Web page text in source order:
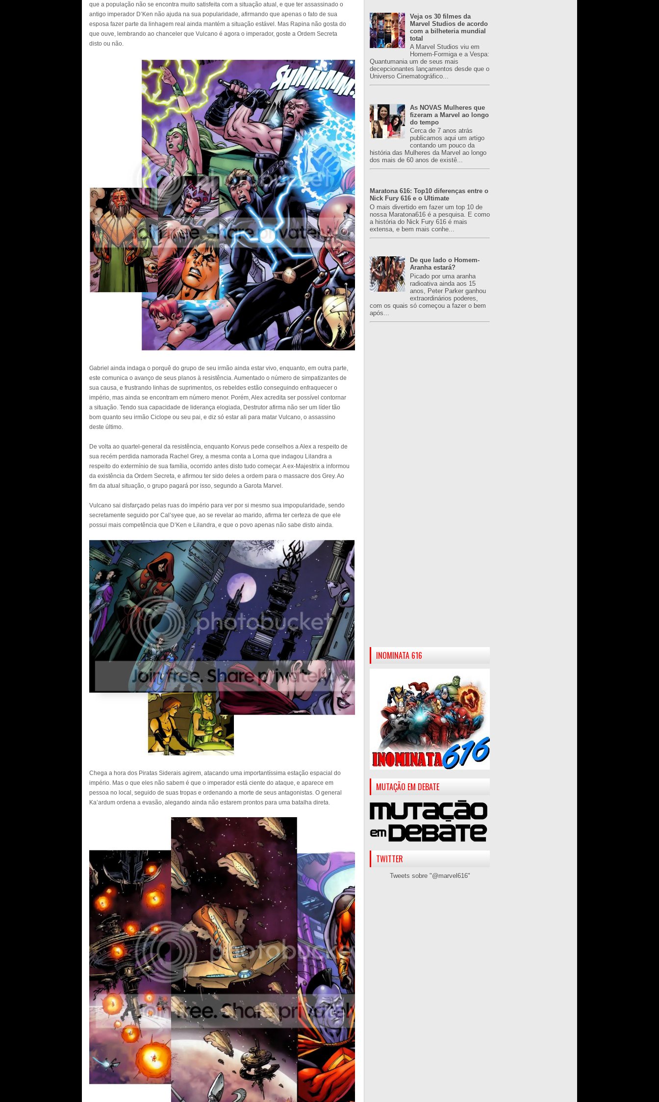
que a população não se encontra muito satisfeita com a situação atual, e que ter assassinado o
antigo imperador D’Ken não ajuda na sua popularidade, afirmando que apenas o fato de sua
esposa fazer parte da linhagem real ainda mantém a situação estável. Mas Rapina não gosta do
que ouve, lembrando ao chanceler que Vulcano é agora o imperador, goste a Ordem Secreta
disto ou não.
Gabriel ainda indaga o porquê do grupo de seu irmão ainda estar vivo, enquanto, em outra parte,
este comunica o avanço de seus planos à resistência. Aumentado o número de simpatizantes de
sua causa, e frustrando linhas de suprimentos, os rebeldes estão conseguindo enfraquecer o
império, mas ainda se encontram em número menor. Porém, Alex acredita ser possível contornar
a situação. Tendo sua capacidade de liderança elogiada, Destrutor afirma não ser um líder tão
bom quanto seu irmão Ciclope ou seu pai, e diz só estar ali para matar Vulcano, o assassino
deste último.
De volta ao quartel-general da resistência, enquanto Korvus pede conselhos a Alex a respeito de
sua recém perdida namorada Rachel Grey, a mesma conta a Lorna que indagou Lilandra a
respeito do extermínio de sua família, ocorrido antes disto tudo começar. A ex-Majestrix a informou
da existência da Ordem Secreta, e afirmou ter sido deles a ordem para o massacre dos Grey. Ao
fim da atual situação, o grupo pagará por isso, segundo a Garota Marvel.
Vulcano sai disfarçado pelas ruas do império para ver por si mesmo sua impopularidade, sendo
secretamente seguido por Cal’syee que, ao se revelar ao marido, afirma ter certeza de que ele
possui mais competência que D’Ken e Lilandra, e que o povo apenas não sabe disto ainda.
Chega a hora dos Piratas Siderais agirem, atacando uma importantíssima estação espacial do
império. Mas o que eles não sabem é que o imperador está ciente do ataque, e aparece em
pessoa no local, seguido de suas tropas e ordenando a morte de seus antagonistas. O general
Ka’ardum ordena a evasão, alegando ainda não estarem prontos para uma batalha direta.
Veja os 30 filmes da
Marvel Studios de acordo
com a bilheteria mundial
total
A Marvel Studios viu em
Homem-Formiga e a Vespa:
Quantumania um de seus mais
decepcionantes lançamentos desde que o
Universo Cinematográfico...
As NOVAS Mulheres que
fizeram a Marvel ao longo
do tempo
Cerca de 7 anos atrás
publicamos aqui um artigo
contando um pouco da
história das Mulheres da Marvel ao longo
dos mais de 60 anos de existê...
Maratona 616: Top10 diferenças entre o
Nick Fury 616 e o Ultimate
O mais divertido em fazer um top 10 de
nossa Maratona616 é a pesquisa. E como
a história do Nick Fury 616 é mais
extensa, e bem mais conhe...
De que lado o Homem-
Aranha estará?
Picado por uma aranha
radioativa ainda aos 15
anos, Peter Parker ganhou
extraordinários poderes,
com os quais só começou a fazer o bem
após...
INOMINATA 616
MUTAÇÃO EM DEBATE
TWITTER
Tweets sobre "@marvel616"